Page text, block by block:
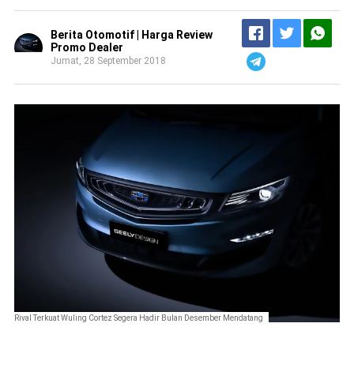
Berita Otomotif | Harga Review
Promo Dealer
Jumat, 28 September 2018
Rival Terkuat Wuling Cortez Segera Hadir Bulan Desember Mendatang